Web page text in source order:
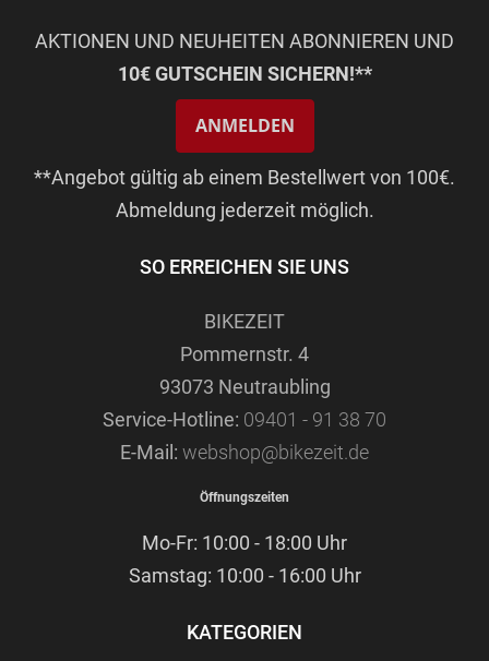
AKTIONEN UND NEUHEITEN ABONNIEREN UND
10€ GUTSCHEIN SICHERN!**
ANMELDEN
**Angebot gültig ab einem Bestellwert von 100€.
Abmeldung jederzeit möglich.
SO ERREICHEN SIE UNS
BIKEZEIT
Pommernstr. 4
93073 Neutraubling
Service-Hotline: 09401 - 91 38 70
E-Mail: webshop@bikezeit.de
Öffnungszeiten
Mo-Fr: 10:00 - 18:00 Uhr
Samstag: 10:00 - 16:00 Uhr
KATEGORIEN